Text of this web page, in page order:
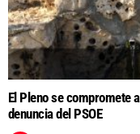
El Pleno se compromete
denuncia del PSOE